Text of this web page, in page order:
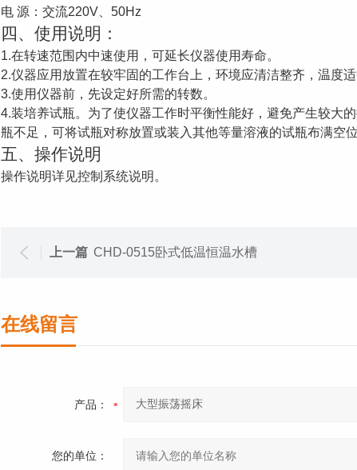
电 源：交流220V、50Hz
四、 使用说明：
1.在转速范围内中速使用，可延长仪器使用寿命。
2.仪器应用放置在较牢固的工作台上，环境应清洁整齐，温度
3.使用仪器前，先设定好所需的转数。
4.装培养试瓶。为了使仪器工作时平衡性能好，避免产生较大
瓶不足，可将试瓶对称放置或装入其他等量溶液的试瓶布满空位
五、 操作说明
操作说明详见控制系统说明。
上一篇 CHD-0515卧式低温恒温水槽
在线留言
产品：
您的单位：